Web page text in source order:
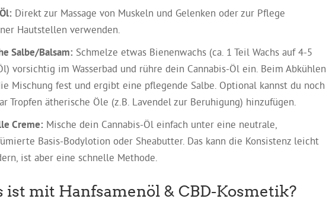
Direkt zur Massage von Muskeln und Gelenken oder zur Pflege
Hautstellen verwenden.
Salbe/Balsam: Schmelze etwas Bienenwachs (ca. 1 Teil Wachs auf 4-5
vorsichtig im Wasserbad und rühre dein Cannabis-Öl ein. Beim Abkühlen
Mischung fest und ergibt eine pflegende Salbe. Optional kannst du noch
Tropfen ätherische Öle (z.B. Lavendel zur Beruhigung) hinzufügen.
Creme: Mische dein Cannabis-Öl einfach unter eine neutrale,
Basis-Bodylotion oder Sheabutter. Das kann die Konsistenz leicht
ist aber eine schnelle Methode.
ist mit Hanfsamenöl & CBD-Kosmetik?